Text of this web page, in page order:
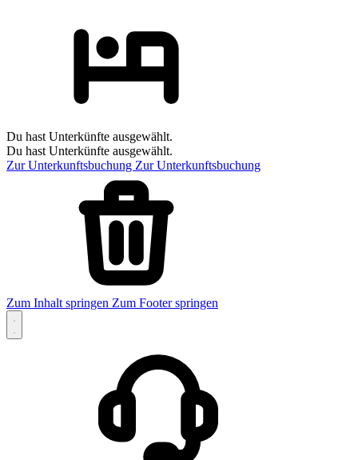
Du hast Unterkünfte ausgewählt.
Du hast Unterkünfte ausgewählt.
Zur Unterkunftsbuchung Zur Unterkunftsbuchung
Zum Inhalt springen Zum Footer springen